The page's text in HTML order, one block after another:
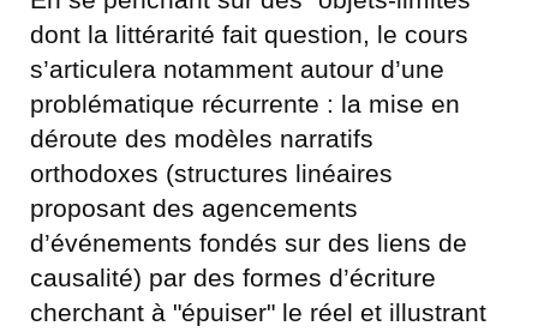
dont la littérarité fait question, le cours
s’articulera notamment autour d’une
problématique récurrente : la mise en
déroute des modèles narratifs
orthodoxes (structures linéaires
proposant des agencements
d’événements fondés sur des liens de
causalité) par des formes d’écriture
cherchant à "épuiser" le réel et illustrant